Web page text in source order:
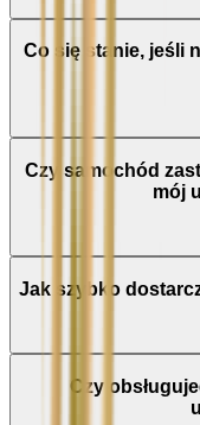
Co się stanie, jeśli
Czy samochód
mój
Jak szybko
Czy